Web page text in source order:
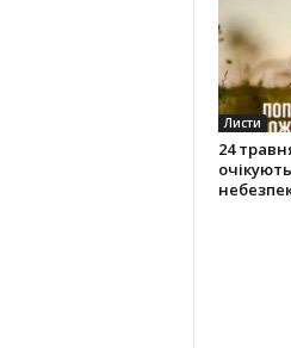
Листи
24